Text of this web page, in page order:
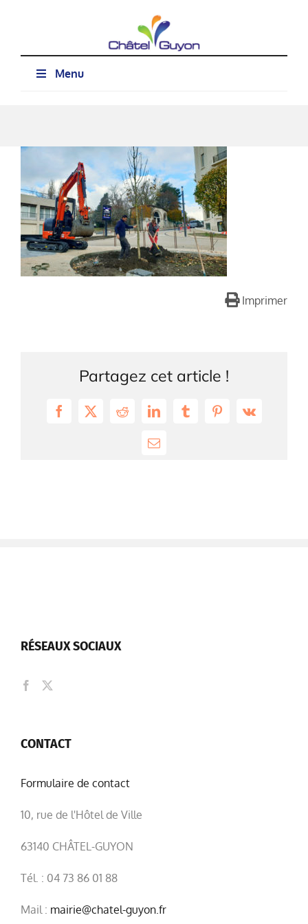
Menu
Imprimer
Partagez cet article !
Facebook
X RedditLinkedInTumblrPinterest
Vk
Email
RÉSEAUX SOCIAUX
CONTACT
Formulaire de contact
10, rue de l'Hôtel de Ville
63140 CHÂTEL-GUYON
Tél. : 04 73 86 01 88
Mail : mairie@chatel-guyon.fr